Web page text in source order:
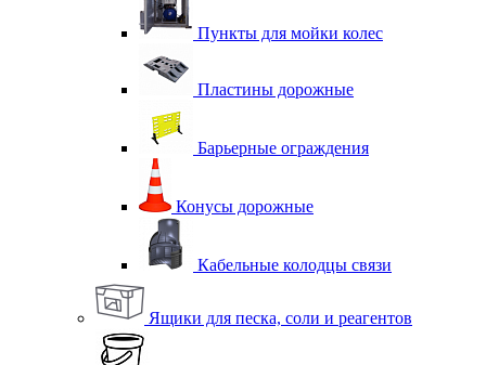
Пункты для мойки колес
Пластины дорожные
Барьерные ограждения
Конусы дорожные
Кабельные колодцы связи
Ящики для песка, соли и реагентов